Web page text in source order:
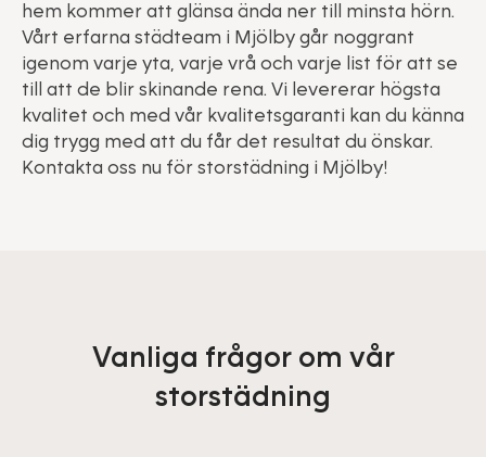
hem kommer att glänsa ända ner till minsta hörn.
Vårt erfarna städteam i Mjölby går noggrant
igenom varje yta, varje vrå och varje list för att se
till att de blir skinande rena. Vi levererar högsta
kvalitet och med vår kvalitetsgaranti kan du känna
dig trygg med att du får det resultat du önskar.
Kontakta oss nu för storstädning i Mjölby!
Vanliga frågor om vår
storstädning